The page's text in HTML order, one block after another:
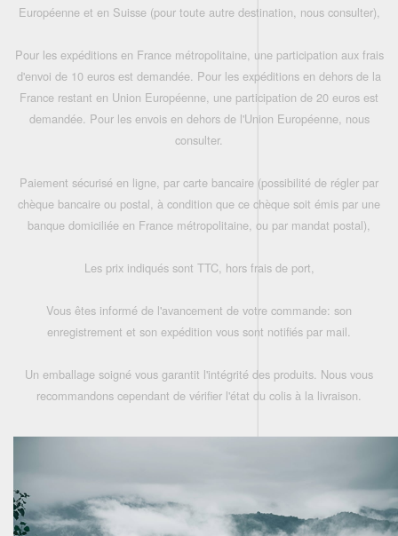
Européenne et en Suisse (pour toute autre destination, nous consulter),
Pour les expéditions en France métropolitaine, une participation aux frais
d'envoi de 10 euros est demandée. Pour les expéditions en dehors de la
France restant en Union Européenne, une participation de 20 euros est
demandée. Pour les envois en dehors de l'Union Européenne, nous
consulter.
Paiement sécurisé en ligne, par carte bancaire (possibilité de régler par
chèque bancaire ou postal, à condition que ce chèque soit émis par une
banque domiciliée en France métropolitaine, ou par mandat postal),
Les prix indiqués sont TTC, hors frais de port,
Vous êtes informé de l'avancement de votre commande: son
enregistrement et son expédition vous sont notifiés par mail.
Un emballage soigné vous garantit l'intégrité des produits. Nous vous
recommandons cependant de vérifier l'état du colis à la livraison.